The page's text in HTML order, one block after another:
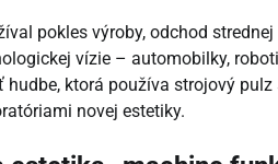
pokles výroby, odchod
vízie – automobilky,
ktorá používa strojový
novej estetiky.